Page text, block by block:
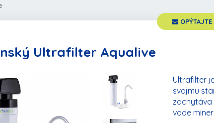
OPÝTAJTE
Ultrafilter Aqualive
Ultrafilter
svojmu
zachytáva
vode
Produkt bol pridaný do košíka
Objednávka sa spracováva,
počkajte prosím...